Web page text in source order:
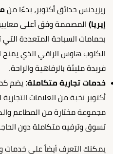
ريزيدنس حدائق أكتوبر، بدءًا من
إيريا) المصممة وفق أعلى معايير
بحمامات السباحة المتعددة التي
الكلوب هاوس الراقي الذي يمنح
فريدة مليئة بالرفاهية والراحة.
خدمات تجارية متكاملة: يضم
أكتوبر نخبة من العلامات
مجموعة مختارة من المطاعم
تسوق وترفيه متكاملة دون
يمكنك التعرف أيضاً على خدمات